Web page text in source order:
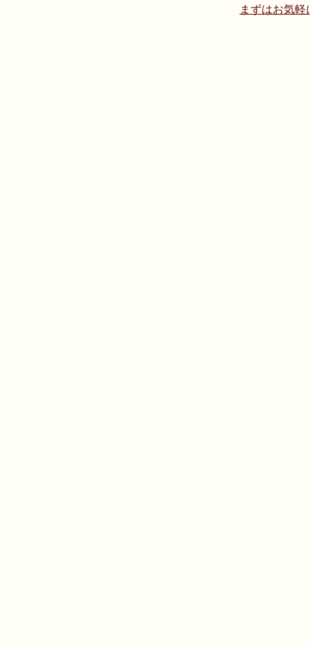
まずはお気